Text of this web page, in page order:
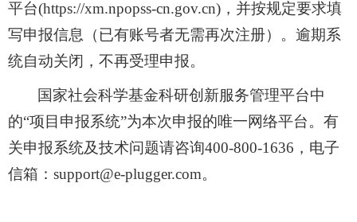
平台(https://xm.npopss-cn.gov.cn) ，并按规定要求填
写申报信息（已有账号者无需再次注册）。逾期系
统自动关闭，不再受理申报。
国家社会科学基金科研创新服务管理平台中
的“项目申报系统”为本次申报的唯一网络平台。有
关申报系统及技术问题请咨询400-800-1636 ，电子
信箱： support@e-plugger.com。